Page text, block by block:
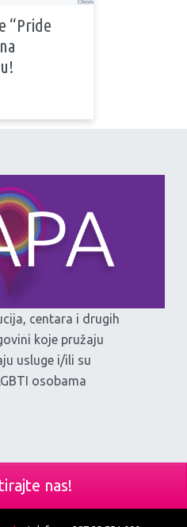
“Pride
centara i drugih
koje pružaju
usluge i/ili su
osobama
nas!